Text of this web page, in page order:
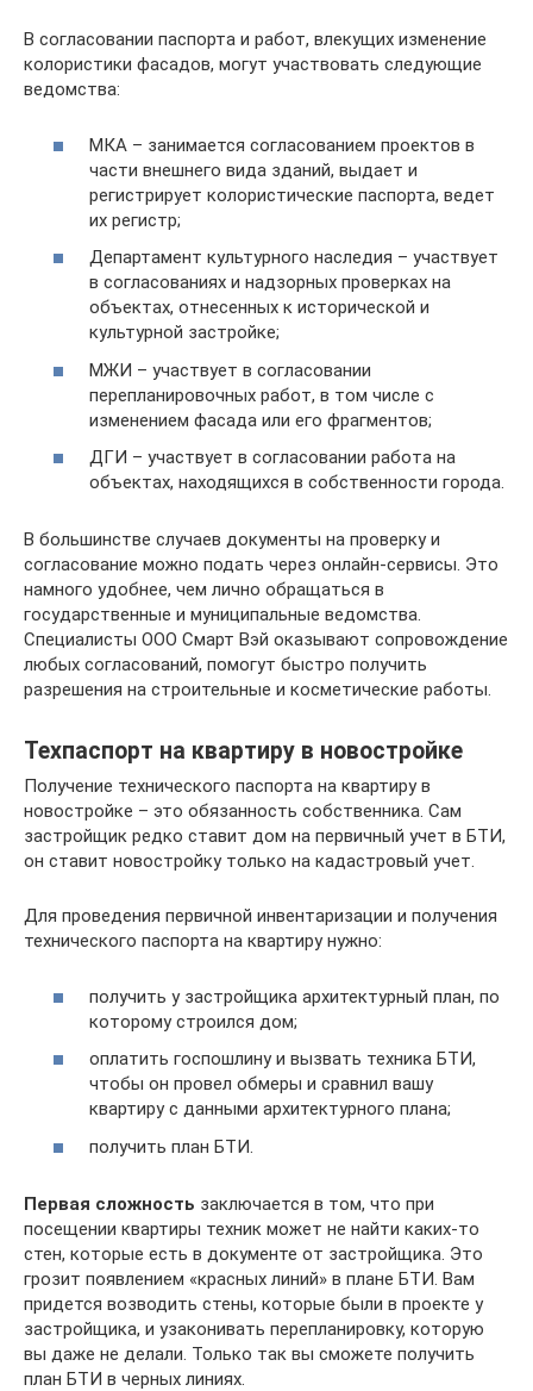
В согласовании паспорта и работ, влекущих изменение
колористики фасадов, могут участвовать следующие
ведомства:
МКА – занимается согласованием проектов в
части внешнего вида зданий, выдает и
регистрирует колористические паспорта, ведет
их регистр;
Департамент культурного наследия – участвует
в согласованиях и надзорных проверках на
объектах, отнесенных к исторической и
культурной застройке;
МЖИ – участвует в согласовании
перепланировочных работ, в том числе с
изменением фасада или его фрагментов;
ДГИ – участвует в согласовании работа на
объектах, находящихся в собственности города.
В большинстве случаев документы на проверку и
согласование можно подать через онлайн-сервисы. Это
намного удобнее, чем лично обращаться в
государственные и муниципальные ведомства.
Специалисты ООО Смарт Вэй оказывают сопровождение
любых согласований, помогут быстро получить
разрешения на строительные и косметические работы.
Техпаспорт на квартиру в новостройке
Получение технического паспорта на квартиру в
новостройке – это обязанность собственника. Сам
застройщик редко ставит дом на первичный учет в БТИ,
он ставит новостройку только на кадастровый учет.
Для проведения первичной инвентаризации и получения
технического паспорта на квартиру нужно:
получить у застройщика архитектурный план, по
которому строился дом;
оплатить госпошлину и вызвать техника БТИ,
чтобы он провел обмеры и сравнил вашу
квартиру с данными архитектурного плана;
получить план БТИ.
Первая сложность заключается в том, что при
посещении квартиры техник может не найти каких-то
стен, которые есть в документе от застройщика. Это
грозит появлением «красных линий» в плане БТИ. Вам
придется возводить стены, которые были в проекте у
застройщика, и узаконивать перепланировку, которую
вы даже не делали. Только так вы сможете получить
план БТИ в черных линиях.